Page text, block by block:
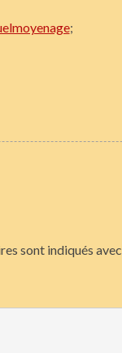
;
sont indiqués avec